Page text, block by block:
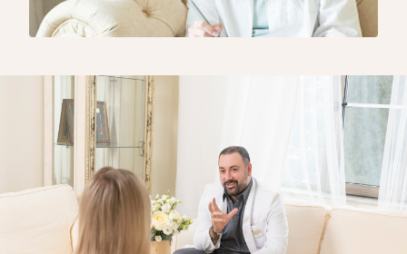
1/8